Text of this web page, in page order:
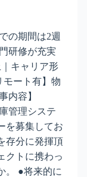
の期間は2週
研修が充実
｜キャリア形
モート有】物
内容】
管理システ
を募集してお
存分に発揮頂
クトに携わっ
。 ●将来的に